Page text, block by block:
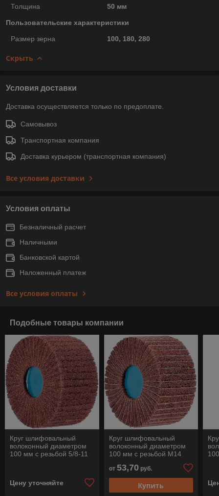
Толщина
50 мм
Пользовательские характеристики
Размер зерна 100, 180, 280
Скрыть
Условия доставки
Доставка осуществляется только по предоплате.
Самовывоз
Транспортная компания
Доставка курьером (транспортная компания)
Все условия доставки
Условия оплаты
Безналичный расчет
Наличными
Банковской картой
Наложенный платеж
Все условия оплаты
Подобные товары компании
Круг шлифовальный
волоконный диаметром
100 мм с резьбой 5/8-11
Цену уточняйте
Круг шлифовальный
волоконный диаметром
100 мм с резьбой М14
POLINOX PNZ 10050/М14
A
от 53,70 руб.
Купить